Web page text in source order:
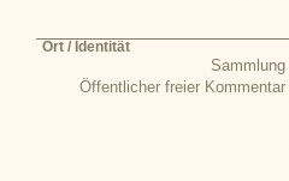
Ort / Identität
Sammlung
Öffentlicher freier Kommentar